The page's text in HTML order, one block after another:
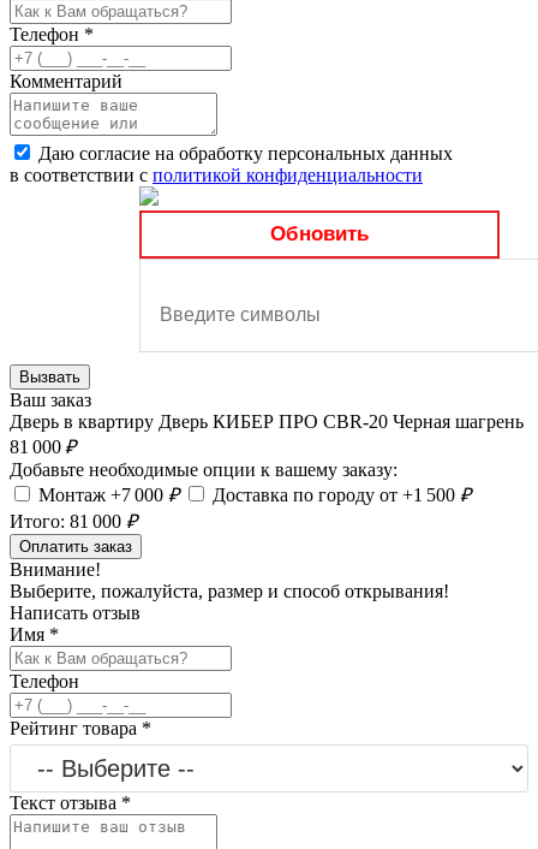
Телефон *
Комментарий
Даю согласие на обработку персональных данных
в соответствии с политикой конфиденциальности
Обновить
Вызвать
Ваш заказ
Дверь в квартиру Дверь КИБЕР ПРО CBR-20 Черная шагрень
81 000₽
Добавьте необходимые опции к вашему заказу:
Монтаж +7 000 ₽ Доставка по городу от +1 500 ₽
Итого: 81 000 ₽
Оплатить заказ
Внимание!
Выберите, пожалуйста, размер и способ открывания!
Написать отзыв
Имя *
Телефон
Рейтинг товара *
Текст отзыва *